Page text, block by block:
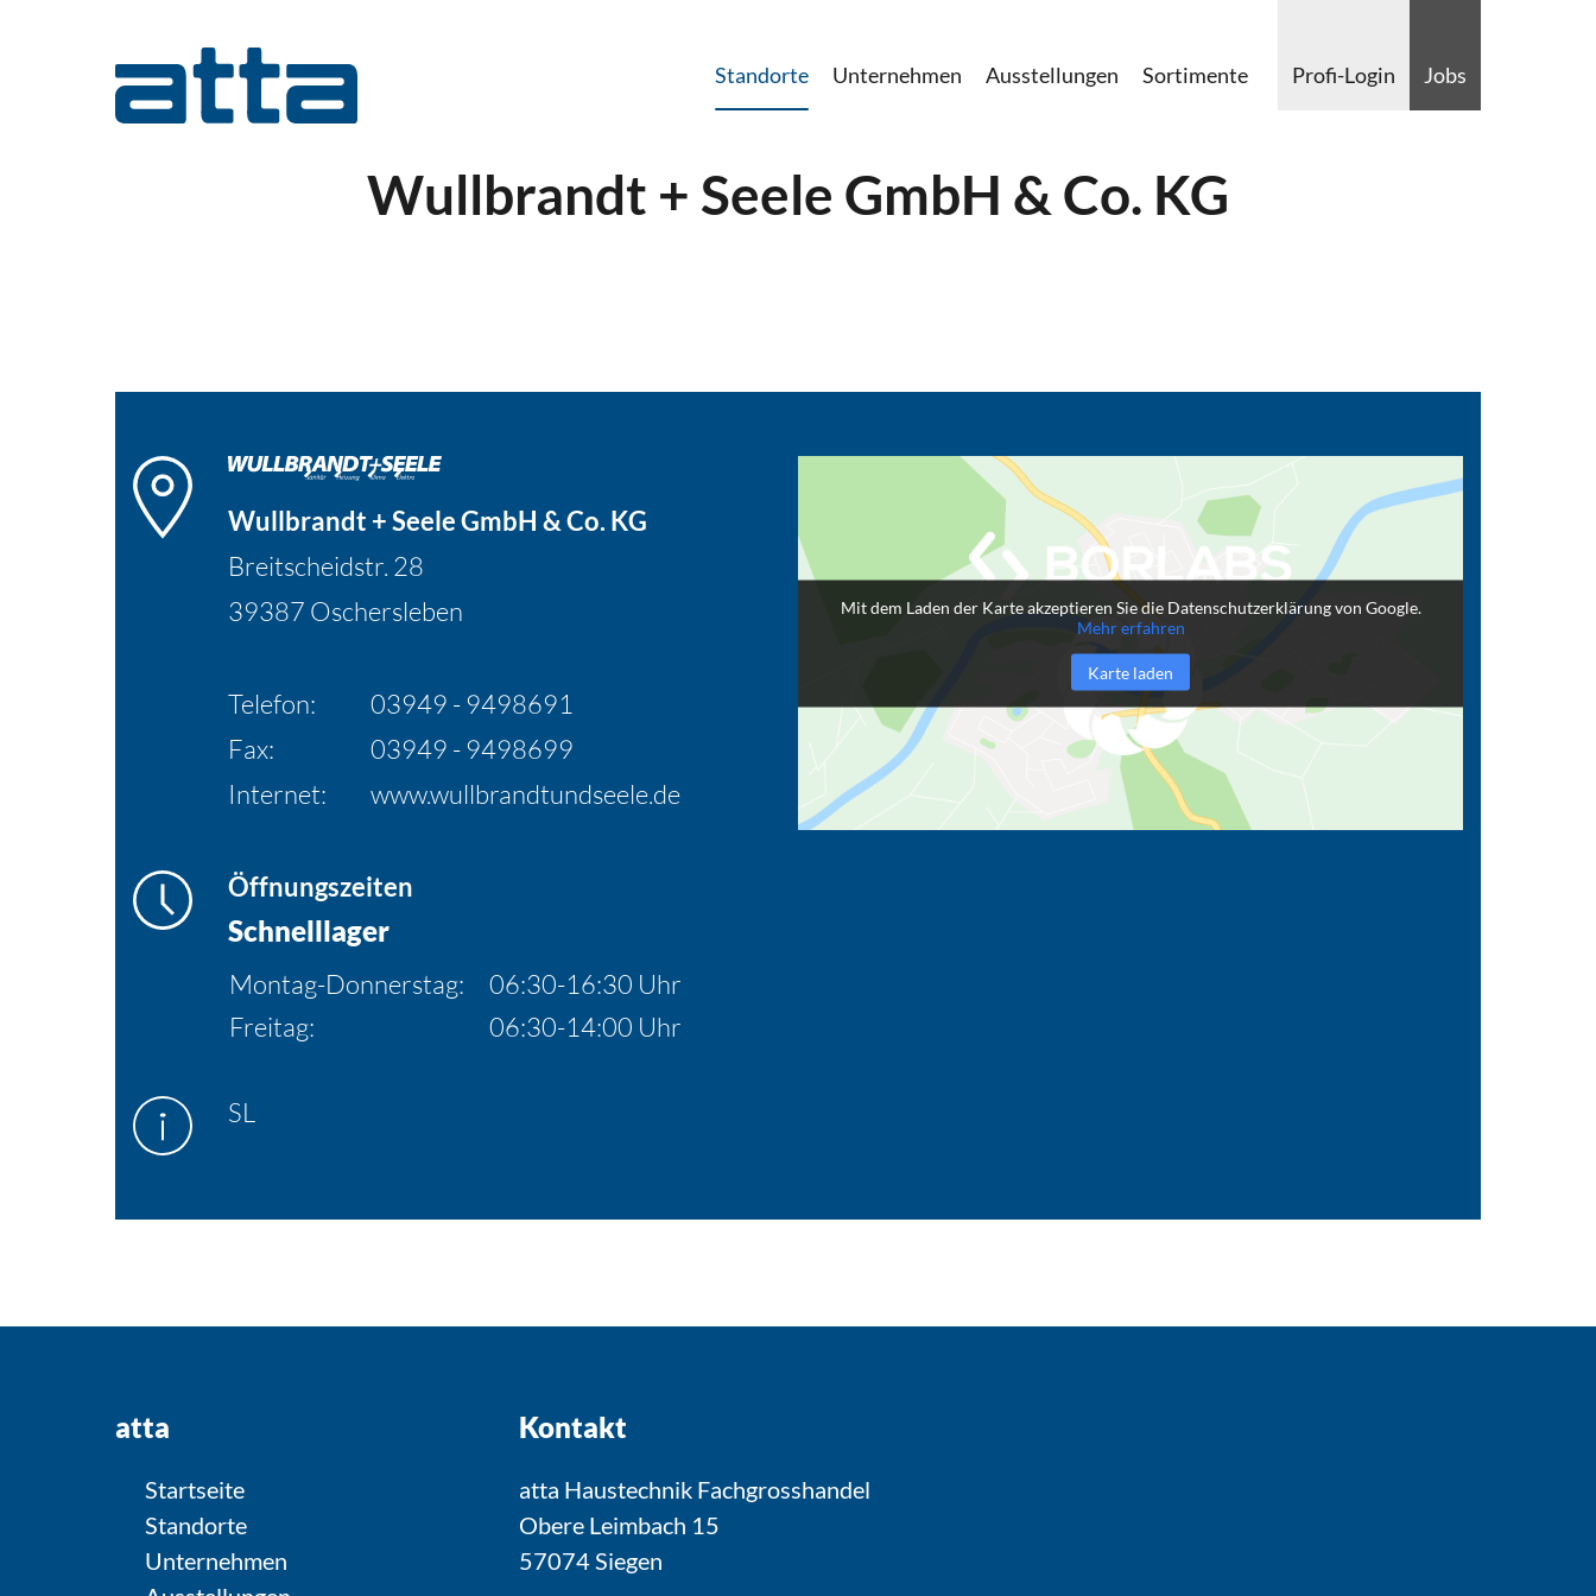
Standorte Unternehmen Ausstellungen Sortimente Profi-Login Jobs
Wullbrandt + Seele GmbH & Co. KG
Wullbrandt + Seele GmbH & Co. KG
Breitscheidstr. 28
39387 Oschersleben
Telefon:
03949 - 9498691
Fax:
03949 - 9498699
Internet:
www.wullbrandtundseele.de
Öffnungszeiten
Schnelllager
Montag-Donnerstag:
06:30-16:30 Uhr
Freitag:
06:30-14:00 Uhr
SL
Mit dem Laden der Karte akzeptieren Sie die Datenschutzerklärung von Google.
Mehr erfahren
Karte laden
atta
Startseite
Standorte
Unternehmen
Kontakt
atta Haustechnik Fachgrosshandel
Obere Leimbach 15
57074 Siegen